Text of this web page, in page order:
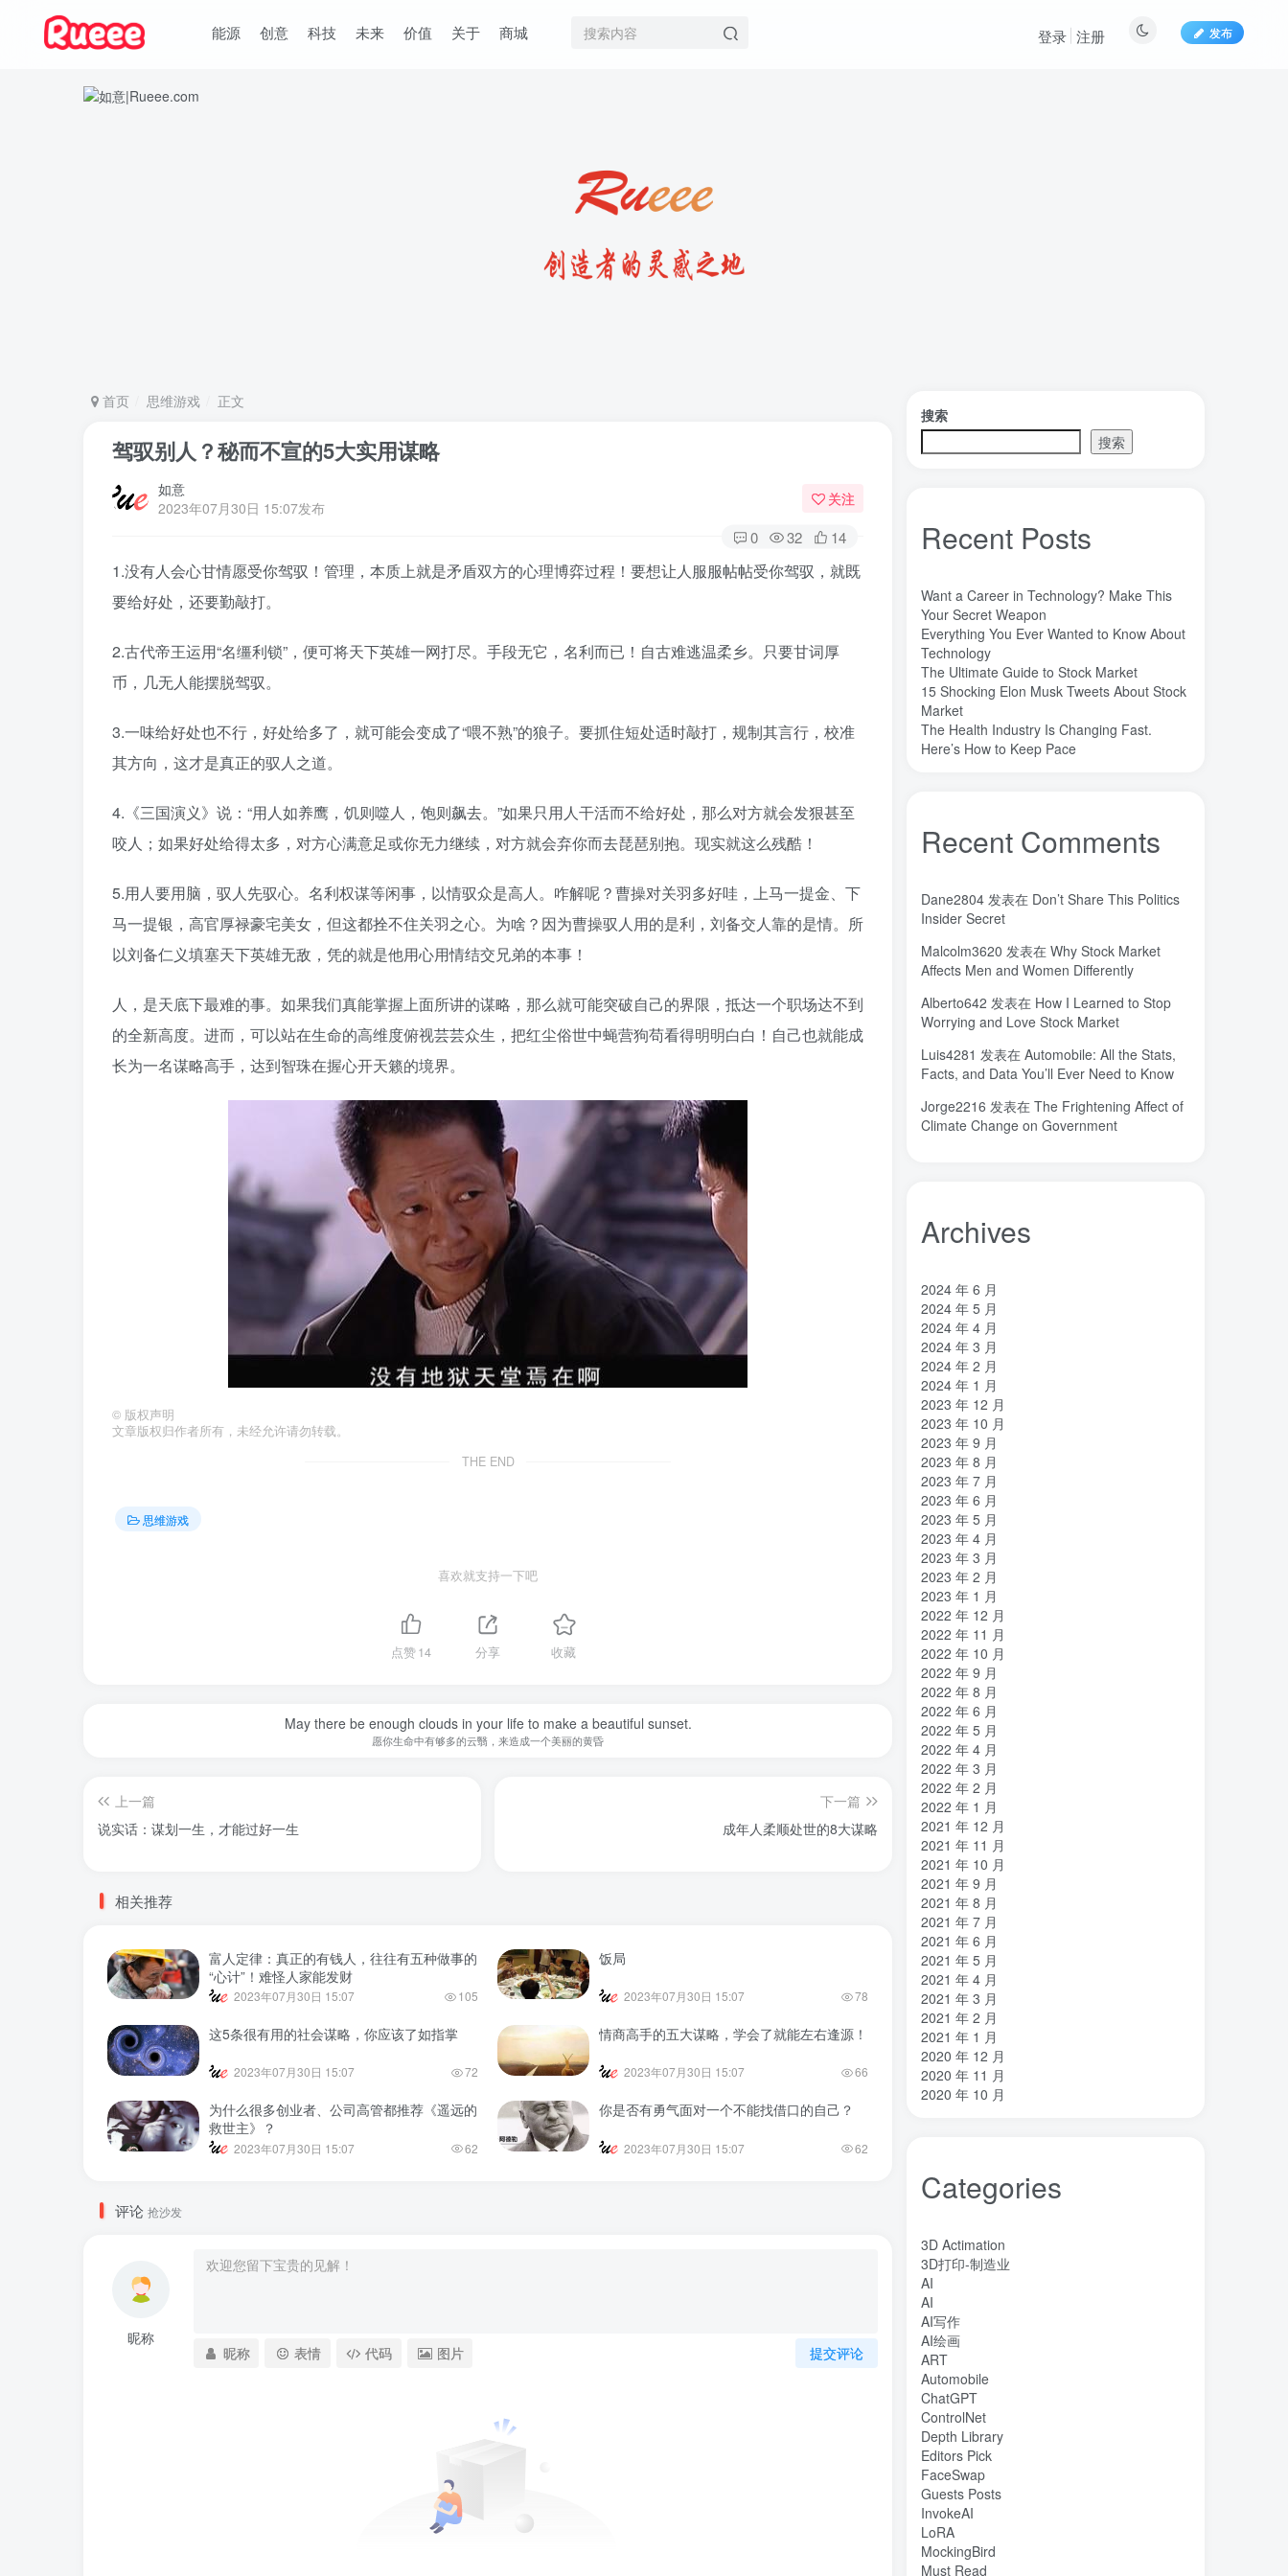
能源 创意 科技 未来 价值 关于 商城 发布
登录 注册
首页 思维游戏 正文
驾驭别人？秘而不宣的5大实用谋略
如意
2023年07月30日 15:07发布
关注
0 32 14
1.没有人会心甘情愿受你驾驭！管理，本质上就是矛盾双方的心理博弈过程！要想让人服服帖帖受你驾驭，就既
要给好处，还要勤敲打。
2.古代帝王运用“名缰利锁”，便可将天下英雄一网打尽。手段无它，名利而已！自古难逃温柔乡。只要甘词厚
币，几无人能摆脱驾驭。
3.一味给好处也不行，好处给多了，就可能会变成了“喂不熟”的狼子。要抓住短处适时敲打，规制其言行，校准
其方向，这才是真正的驭人之道。
4.《三国演义》说：“用人如养鹰，饥则噬人，饱则飙去。”如果只用人干活而不给好处，那么对方就会发狠甚至
咬人；如果好处给得太多，对方心满意足或你无力继续，对方就会弃你而去琵琶别抱。现实就这么残酷！
5.用人要用脑，驭人先驭心。名利权谋等闲事，以情驭众是高人。咋解呢？曹操对关羽多好哇，上马一提金、下
马一提银，高官厚禄豪宅美女，但这都拴不住关羽之心。为啥？因为曹操驭人用的是利，刘备交人靠的是情。所
以刘备仁义填塞天下英雄无敌，凭的就是他用心用情结交兄弟的本事！
人，是天底下最难的事。如果我们真能掌握上面所讲的谋略，那么就可能突破自己的界限，抵达一个职场达不到
的全新高度。进而，可以站在生命的高维度俯视芸芸众生，把红尘俗世中蝇营狗苟看得明明白白！自己也就能成
长为一名谋略高手，达到智珠在握心开天籁的境界。
© 版权声明
文章版权归作者所有，未经允许请勿转载。
THE END
思维游戏
喜欢就支持一下吧
点赞14 分享 收藏
May there be enough clouds in your life to make a beautiful sunset.
愿你生命中有够多的云翳，来造成一个美丽的黄昏
上一篇
说实话：谋划一生，才能过好一生
下一篇
成年人柔顺处世的8大谋略
相关推荐
富人定律：真正的有钱人，往往有五种做事的
“心计”！难怪人家能发财
2023年07月30日 15:07 105
饭局
2023年07月30日 15:07 78
这5条很有用的社会谋略，你应该了如指掌
2023年07月30日 15:07 72
情商高手的五大谋略，学会了就能左右逢源！
2023年07月30日 15:07 66
为什么很多创业者、公司高管都推荐《遥远的
救世主》？
2023年07月30日 15:07 62
你是否有勇气面对一个不能找借口的自己？
2023年07月30日 15:07 62
评论 抢沙发
昵称
提交评论
昵称 表情 代码 图片
魔法(1) 高熵合金(3) 雷军(3) 陶瓷
达芬奇(1) 超分辨显微成像(2)
苏醒 (1) (1) 自信 (1) 胡良兵 (53)
网盘(0) 经济类(0)
秘密，吸引力法则，纪录片，下载(0)
秘密 (1) 碳离子治疗系统(1) 研究方向
石墨烯储能(1) 石墨烯(20) 真空阀门 (1)
真空系统
潍坊(1) 流动性(1)
宝塔(2) 学术会议(0) 大国崛起(1)
命运(2) 吸引力法则(1) 君临 (1)
原位(35) 南海(2) 北京大学(1)
关键帧 全屏滚动(1)
亿万富翁 (2) 人生 (2) 乐愚分享(0)
stable diffusion(6) notionai(1) notion
搜索
搜索
Recent Posts
Want a Career in Technology? Make This
Your Secret Weapon
Everything You Ever Wanted to Know About
Technology
The Ultimate Guide to Stock Market
15 Shocking Elon Musk Tweets About Stock
Market
The Health Industry Is Changing Fast.
Here’s How to Keep Pace
Recent Comments
Dane2804 发表在 Don’t Share This Politics
Insider Secret
Malcolm3620 发表在 Why Stock Market
Affects Men and Women Differently
Alberto642 发表在 How I Learned to Stop
Worrying and Love Stock Market
Luis4281 发表在 Automobile: All the Stats,
Facts, and Data You’ll Ever Need to Know
Jorge2216 发表在 The Frightening Affect of
Climate Change on Government
Archives
2024 年 6 月
2024 年 5 月
2024 年 4 月
2024 年 3 月
2024 年 2 月
2024 年 1 月
2023 年 12 月
2023 年 10 月
2023 年 9 月
2023 年 8 月
2023 年 7 月
2023 年 6 月
2023 年 5 月
2023 年 4 月
2023 年 3 月
2023 年 2 月
2023 年 1 月
2022 年 12 月
2022 年 11 月
2022 年 10 月
2022 年 9 月
2022 年 8 月
2022 年 6 月
2022 年 5 月
2022 年 4 月
2022 年 3 月
2022 年 2 月
2022 年 1 月
2021 年 12 月
2021 年 11 月
2021 年 10 月
2021 年 9 月
2021 年 8 月
2021 年 7 月
2021 年 6 月
2021 年 5 月
2021 年 4 月
2021 年 3 月
2021 年 2 月
2021 年 1 月
2020 年 12 月
2020 年 11 月
2020 年 10 月
Categories
3D Actimation
3D打印-制造业
AI
AI
AI写作
AI绘画
ART
Automobile
ChatGPT
ControlNet
Depth Library
Editors Pick
FaceSwap
Guests Posts
InvokeAI
LoRA
MockingBird
Must Read